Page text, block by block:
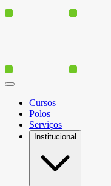
Cursos
Polos
Serviços
Institucional